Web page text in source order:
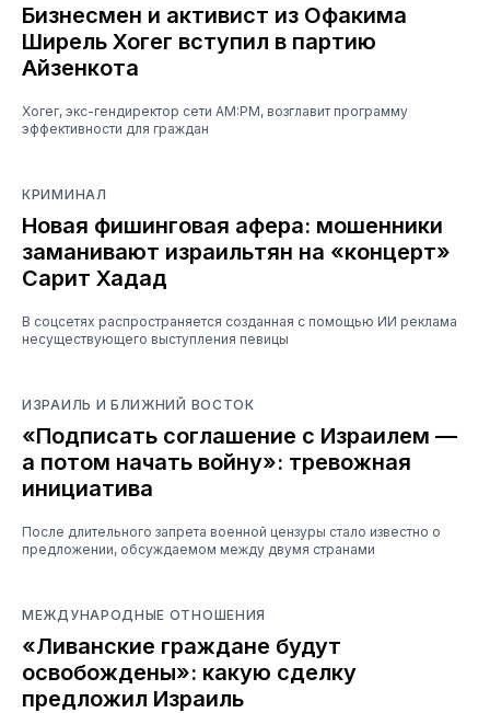
Бизнесмен и активист из Офакима
Ширель Хогег вступил в партию
Айзенкота
Хогег, экс-гендиректор сети AM:PM, возглавит программу
эффективности для граждан
КРИМИНАЛ
Новая фишинговая афера: мошенники
заманивают израильтян на «концерт»
Сарит Хадад
В соцсетях распространяется созданная с помощью ИИ реклама
несуществующего выступления певицы
ИЗРАИЛЬ И БЛИЖНИЙ ВОСТОК
«Подписать соглашение с Израилем —
а потом начать войну»: тревожная
инициатива
После длительного запрета военной цензуры стало известно о
предложении, обсуждаемом между двумя странами
МЕЖДУНАРОДНЫЕ ОТНОШЕНИЯ
«Ливанские граждане будут
освобождены»: какую сделку
предложил Израиль